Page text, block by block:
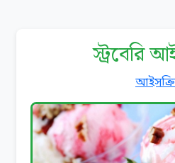
স্ট্রবেরি